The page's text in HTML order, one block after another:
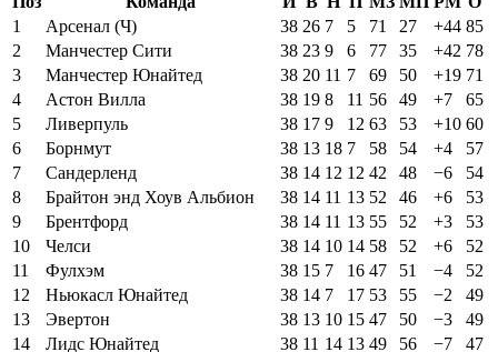
1
Арсенал (Ч) 38 26 7 5 71 27 +44 85
2
Манчестер Сити 38 23 9 6 77 35 +42 78
3
Манчестер Юнайтед 38 20 11 7 69 50 +19 71
4
Астон Вилла 38 19 8 11 56 49 +7
65
5
Ливерпуль 38 17 9 12 63 53 +10 60
6
Борнмут 38 13 18 7 58 54 +4
57
7
Сандерленд 38 14 12 12 42 48 −6
54
8
Брайтон энд Хоув Альбион 38 14 11 13 52 46 +6
53
9
Брентфорд 38 14 11 13 55 52 +3
53
10
Челси 38 14 10 14 58 52 +6
52
11
Фулхэм 38 15 7 16 47 51 −4
52
12
Ньюкасл Юнайтед 38 14 7 17 53 55 −2
49
13
Эвертон 38 13 10 15 47 50 −3
49
14
Лидс Юнайтед 38 11 14 13 49 56 −7 47